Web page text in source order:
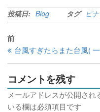
投稿日: Blog タグ ピ
前
台風すぎたらまた台風(
コメントを残す
メールアドレスが公開され
いる欄は必須項目です